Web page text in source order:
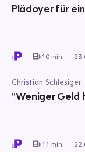
Plädoyer für
10 min.
Christian Schlesiger
"Weniger Geld
11 min.